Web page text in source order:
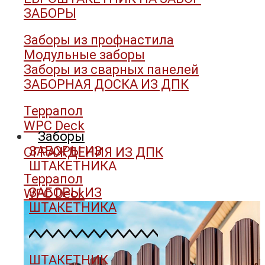
Заборы
ЗАБОРЫ ИЗ
ШТАКЕТНИКА
ЗАБОРЫ ИЗ
ШТАКЕТНИКА
ШТАКЕТНИК
ЗАБОРЫ
Заборы из профнастила
Модульные заборы
Заборы из сварных панелей
ЗАБОРНАЯ ДОСКА ИЗ ДПК
Террапол
WPC Deck
ОГРАЖДЕНИЯ ИЗ ДПК
Террапол
WPC Deck